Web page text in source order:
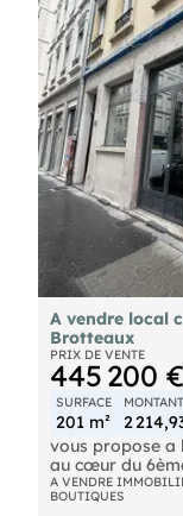
compris).
d'énergie pour
Bien soumis au
Nb de lots : 131.
(Montant
prévisionnel
en cours.
A vendre local
Brotteaux
PRIX DE VENTE
445 200 €
SURFACE
201 m²
2
vous propose a
au cœur du
Brotteaux.
Le local sera
A VENDRE
BOUTIQUES